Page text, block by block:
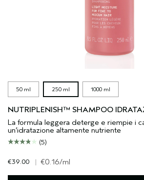
50 ml 250 ml 1000 ml
NUTRIPLENISH™ SHAMPOO
La formula leggera deterge e riempie i
un’idratazione altamente nutriente
(5)
€39.00 | €0.16/ml